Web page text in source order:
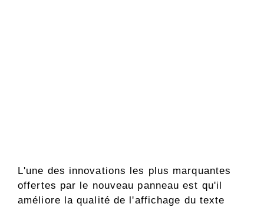
L'une des innovations les plus marquantes
offertes par le nouveau panneau est qu'il
améliore la qualité de l'affichage du texte